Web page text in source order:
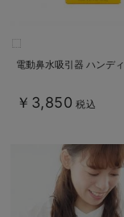
電動鼻水吸引器 ハンディ
￥3,850 税込